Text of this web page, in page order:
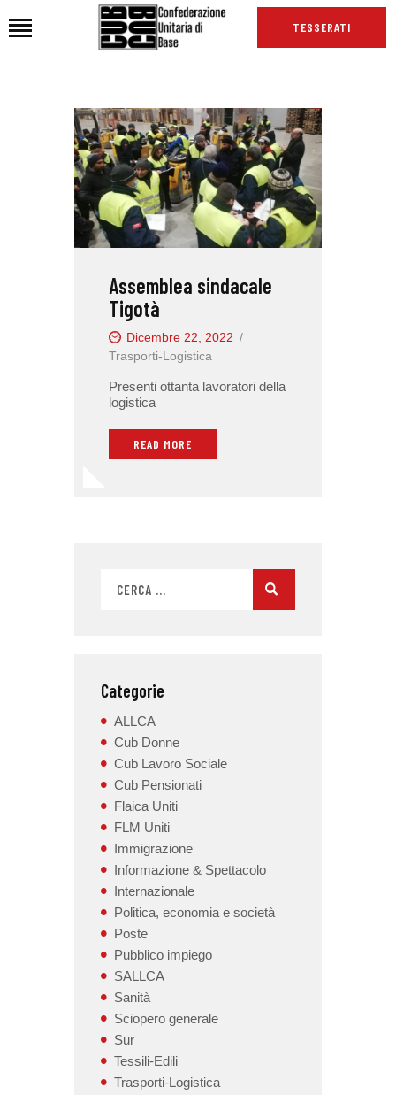
TESSERATI
HOME
CHI SIAMO
SEDI
NEWS
PODCAST CUB
INTERNAZIONALE
RASSEGNA STAMPA
Assemblea sindacale
Tigotà
Dicembre 22, 2022
Trasporti-Logistica
Presenti ottanta lavoratori della
logistica
READ MORE
Categorie
ALLCA
Cub Donne
Cub Lavoro Sociale
Cub Pensionati
Flaica Uniti
FLM Uniti
Immigrazione
Informazione & Spettacolo
Internazionale
Politica, economia e società
Poste
Pubblico impiego
SALLCA
Sanità
Sciopero generale
Sur
Tessili-Edili
Trasporti-Logistica